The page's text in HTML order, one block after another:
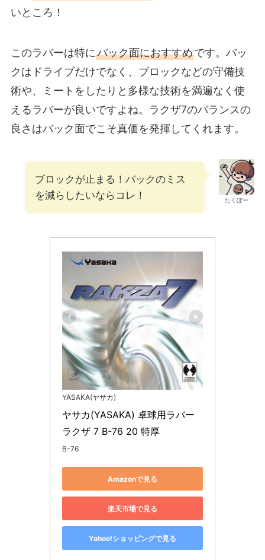
いところ！
このラバーは特にバック面におすすめです。バッ
クはドライブだけでなく、ブロックなどの守備技
術や、ミートをしたりと多様な技術を満遍なく使
えるラバーが良いですよね。ラクザ7のバランスの
良さはバック面でこそ真価を発揮してくれます。
たくぼー
ブロックが止まる！バックのミス
を減らしたいならコレ！
YASAKA(ヤサカ)
ヤサカ(YASAKA) 卓球用ラバー
ラクザ 7 B-76 20 特厚
B-76
Amazonで見る
楽天市場で見る
Yahoo!ショッピングで見る